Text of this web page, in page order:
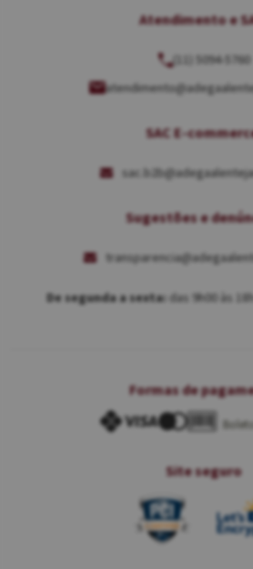
Atendimento e
(11) 5094-5760
SAC E-
Sugestões e
De segunda a sexta: das 9h00 às
Formas de
Site seguro